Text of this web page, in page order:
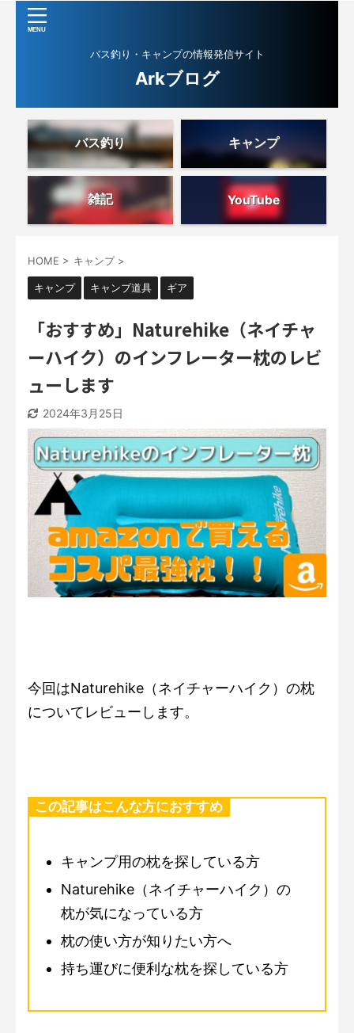
バス釣り・キャンプの情報発信サイト
Arkブログ
バス釣り キャンプ
雑記 YouTube
HOME > キャンプ >
キャンプ キャンプ道具 ギア
「おすすめ」Naturehike（ネイチャ
ーハイク）のインフレーター枕のレビ
ューします
2024年3月25日
今回はNaturehike（ネイチャーハイク）の枕
についてレビューします。
この記事はこんな方におすすめ
キャンプ用の枕を探している方
Naturehike（ネイチャーハイク）の
枕が気になっている方
枕の使い方が知りたい方へ
持ち運びに便利な枕を探している方